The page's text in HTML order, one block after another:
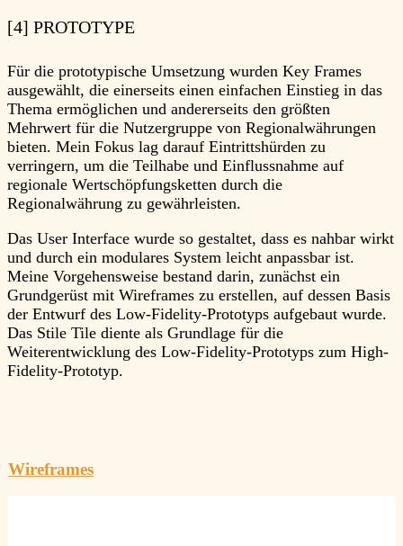
[4] PROTOTYPE
Für die prototypische Umsetzung wurden Key Frames
ausgewählt, die einerseits einen einfachen Einstieg in das
Thema ermöglichen und andererseits den größten
Mehrwert für die Nutzergruppe von Regionalwährungen
bieten. Mein Fokus lag darauf Eintrittshürden zu
verringern, um die Teilhabe und Einflussnahme auf
regionale Wertschöpfungsketten durch die
Regionalwährung zu gewährleisten.
Das User Interface wurde so gestaltet, dass es nahbar wirkt
und durch ein modulares System leicht anpassbar ist.
Meine Vorgehensweise bestand darin, zunächst ein
Grundgerüst mit Wireframes zu erstellen, auf dessen Basis
der Entwurf des Low-Fidelity-Prototyps aufgebaut wurde.
Das Stile Tile diente als Grundlage für die
Weiterentwicklung des Low-Fidelity-Prototyps zum High-
Fidelity-Prototyp.
Wireframes